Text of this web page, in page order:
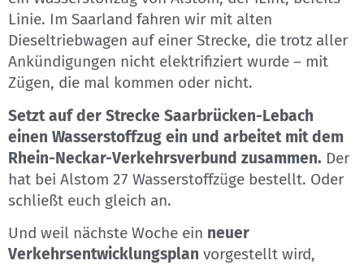
Linie. Im Saarland fahren wir mit alten
Dieseltriebwagen auf einer Strecke, die trotz aller
Ankündigungen nicht elektrifiziert wurde – mit
Zügen, die mal kommen oder nicht.
Setzt auf der Strecke Saarbrücken-Lebach
einen Wasserstoffzug ein und arbeitet mit dem
Rhein-Neckar-Verkehrsverbund zusammen. Der
hat bei Alstom 27 Wasserstoffzüge bestellt. Oder
schließt euch gleich an.
Und weil nächste Woche ein neuer
Verkehrsentwicklungsplan vorgestellt wird,